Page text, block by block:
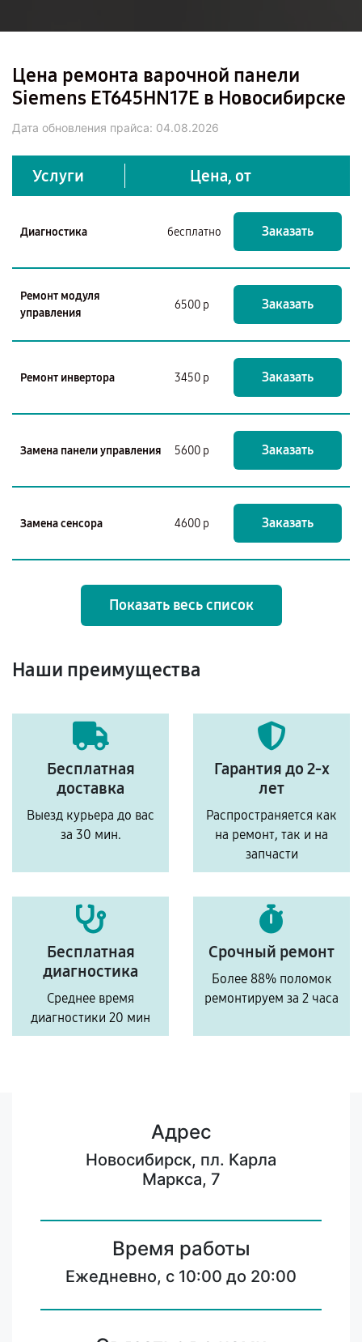
Цена ремонта варочной панели
Siemens ET645HN17E в Новосибирске
Дата обновления прайса: 04.08.2026
Услуги Цена, от
Диагностика бесплатно Заказать
Ремонт модуля
управления
6500 р Заказать
Ремонт инвертора 3450 р Заказать
Замена панели управления 5600 р Заказать
Замена сенсора 4600 р Заказать
Показать весь список
Наши преимущества
Бесплатная
доставка
Выезд курьера до вас
за 30 мин.
Гарантия до 2-х
лет
Распространяется как
на ремонт, так и на
запчасти
Бесплатная
диагностика
Среднее время
диагностики 20 мин
Срочный ремонт
Более 88% поломок
ремонтируем за 2 часа
Адрес
Новосибирск, пл. Карла
Маркса, 7
Время работы
Ежедневно, с 10:00 до 20:00